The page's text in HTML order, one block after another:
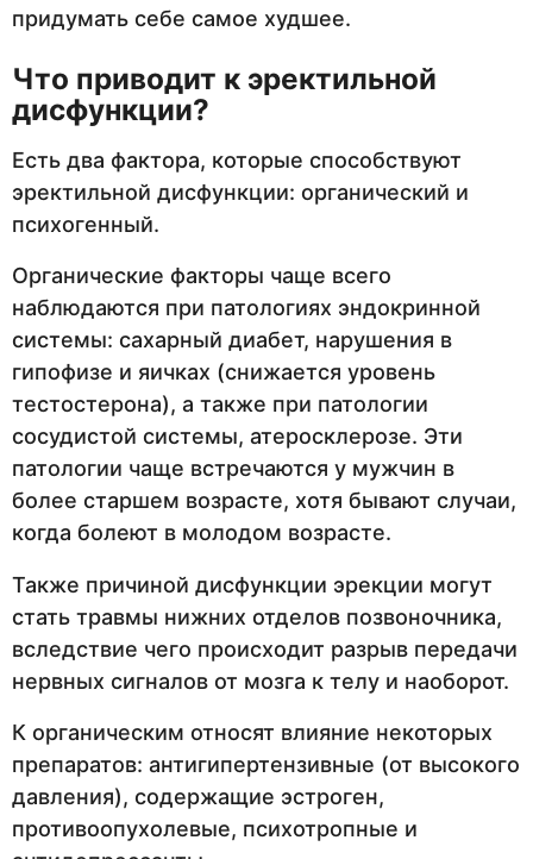
придумать себе самое худшее.
Что приводит к эректильной
дисфункции?
Есть два фактора, которые способствуют
эректильной дисфункции: органический и
психогенный.
Органические факторы чаще всего
наблюдаются при патологиях эндокринной
системы: сахарный диабет, нарушения в
гипофизе и яичках (снижается уровень
тестостерона), а также при патологии
сосудистой системы, атеросклерозе. Эти
патологии чаще встречаются у мужчин в
более старшем возрасте, хотя бывают случаи,
когда болеют в молодом возрасте.
Также причиной дисфункции эрекции могут
стать травмы нижних отделов позвоночника,
вследствие чего происходит разрыв передачи
нервных сигналов от мозга к телу и наоборот.
К органическим относят влияние некоторых
препаратов: антигипертензивные (от высокого
давления), содержащие эстроген,
противоопухолевые, психотропные и